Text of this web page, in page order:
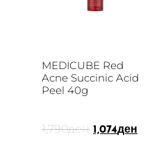
MEDICUBE Red
Acne Succinic Acid
Peel 40g
1,790ден 1,074ден